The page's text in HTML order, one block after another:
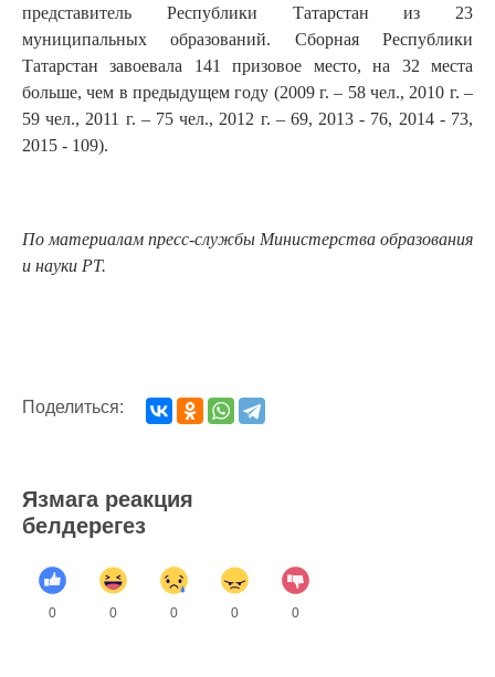
представитель Республики Татарстан из 23
муниципальных образований. Сборная Республики
Татарстан завоевала 141 призовое место, на 32 места
больше, чем в предыдущем году (2009 г. – 58 чел., 2010 г. –
59 чел., 2011 г. – 75 чел., 2012 г. – 69, 2013 - 76, 2014 - 73,
2015 - 109).
По материалам пресс-службы Министерства образования
и науки РТ.
Поделиться:
Язмага реакция
белдерегез
0 0 0 0 0